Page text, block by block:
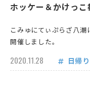
ホッケー＆かけっこ
こみゅにてぃぷらざ八
開催しました。
2020.11.28 日帰り